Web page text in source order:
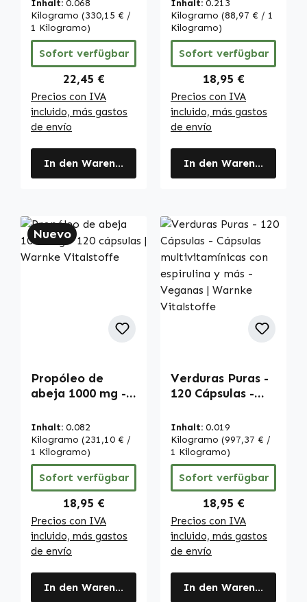
- con ácido
pantoténico -
energía,
rendimiento
mental y más |
Warnke
Vitalstoffe
Inhalt: 0.068
Kilogramo (330,15 € /
1 Kilogramo)
Sofort verfügbar
Regulärer Preis:
22,45 €
Precios con IVA
incluido, más gastos
de envío
In den Warenkorb
& calcio | Warnke
Vitalstoffe
Inhalt: 0.213
Kilogramo (88,97 € / 1
Kilogramo)
Sofort verfügbar
Regulärer Preis:
18,95 €
Precios con IVA
incluido, más gastos
de envío
In den Warenkorb
Nuevo
Propóleo de
abeja 1000 mg -
Warnke
Vitalstoffe
Inhalt: 0.082
Kilogramo (231,10 € /
1 Kilogramo)
Sofort verfügbar
Regulärer Preis:
18,95 €
Precios con IVA
incluido, más gastos
de envío
In den Warenkorb
Verduras Puras -
120 Cápsulas -
multivitamínicas
con espirulina y
más - Veganas |
Warnke
Vitalstoffe
Inhalt: 0.019
Kilogramo (997,37 € /
1 Kilogramo)
Sofort verfügbar
Regulärer Preis:
18,95 €
Precios con IVA
incluido, más gastos
de envío
In den Warenkorb